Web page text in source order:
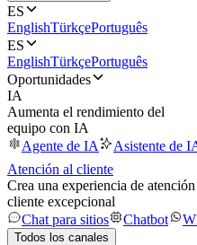
ES
EnglishTürkçePortuguês
ES
EnglishTürkçePortuguês
Oportunidades
IA
Aumenta el rendimiento del
equipo con IA
Agente de IA
Asistente de
Atención al cliente
Crea una experiencia de
cliente excepcional
Chat para sitios
Chatbot
Todos los canales